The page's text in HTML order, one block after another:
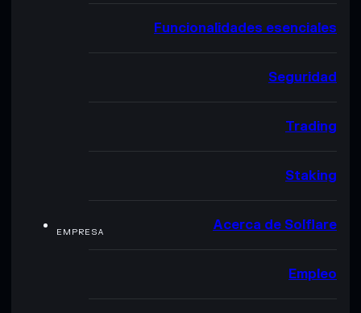
Funcionalidades esenciales
Seguridad
Trading
Staking
EMPRESA Acerca de Solflare
Empleo